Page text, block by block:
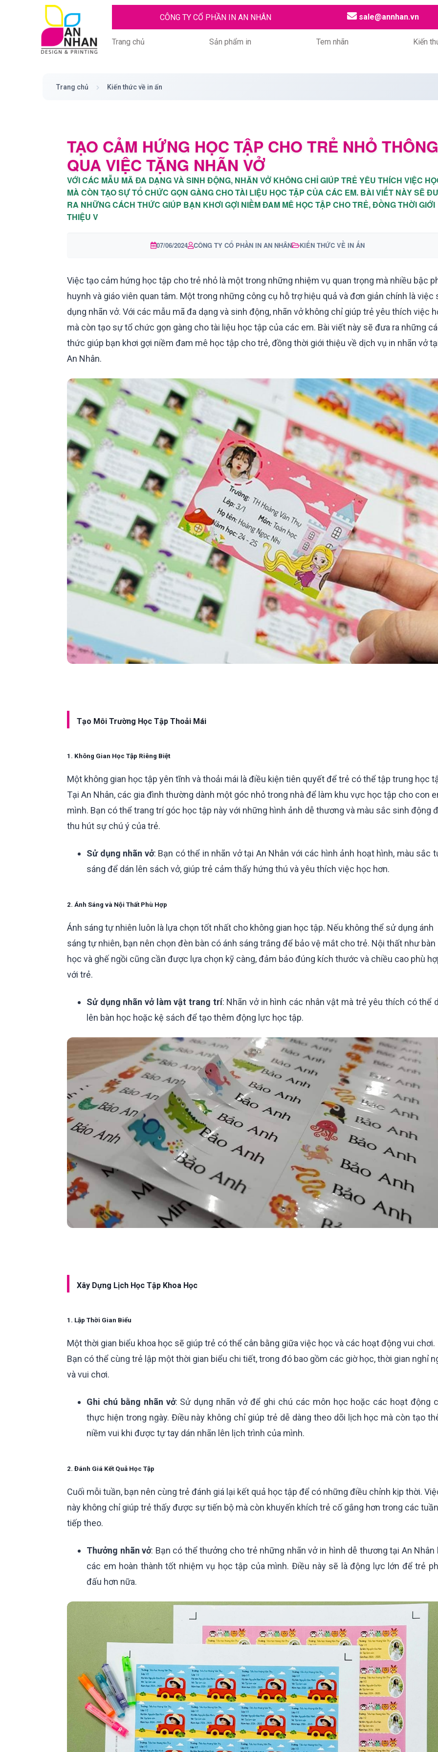
CÔNG TY CỔ PHẦN IN AN NHÂN sale@annhan.vn
Trang chủ Sản phẩm in Tem nhãn Kiến
Trang chủ Kiến thức về in ấn
TẠO CẢM HỨNG HỌC TẬP CHO TRẺ NHỎ THÔNG
QUA VIỆC TẶNG NHÃN VỞ
VỚI CÁC MẪU MÃ ĐA DẠNG VÀ SINH ĐỘNG, NHÃN VỞ KHÔNG CHỈ GIÚP TRẺ YÊU THÍCH VIỆC
MÀ CÒN TẠO SỰ TỔ CHỨC GỌN GÀNG CHO TÀI LIỆU HỌC TẬP CỦA CÁC EM. BÀI VIẾT NÀY SẼ
RA NHỮNG CÁCH THỨC GIÚP BẠN KHƠI GỢI NIỀM ĐAM MÊ HỌC TẬP CHO TRẺ, ĐỒNG THỜI GIỚI
THIỆU V
07/06/2024 CÔNG TY CỔ PHẦN IN AN NHÂN KIẾN THỨC VỀ IN ẤN
Việc tạo cảm hứng học tập cho trẻ nhỏ là một trong những nhiệm vụ quan trọng mà nhiều bậc
huynh và giáo viên quan tâm. Một trong những công cụ hỗ trợ hiệu quả và đơn giản chính là việc
dụng nhãn vở. Với các mẫu mã đa dạng và sinh động, nhãn vở không chỉ giúp trẻ yêu thích việc
mà còn tạo sự tổ chức gọn gàng cho tài liệu học tập của các em. Bài viết này sẽ đưa ra những
thức giúp bạn khơi gợi niềm đam mê học tập cho trẻ, đồng thời giới thiệu về dịch vụ in nhãn vở
An Nhân.
Tạo Môi Trường Học Tập Thoải Mái
1. Không Gian Học Tập Riêng Biệt
Một không gian học tập yên tĩnh và thoải mái là điều kiện tiên quyết để trẻ có thể tập trung học
Tại An Nhân, các gia đình thường dành một góc nhỏ trong nhà để làm khu vực học tập cho con
mình. Bạn có thể trang trí góc học tập này với những hình ảnh dễ thương và màu sắc sinh động
thu hút sự chú ý của trẻ.
Sử dụng nhãn vở: Bạn có thể in nhãn vở tại An Nhân với các hình ảnh hoạt hình, màu sắc
sáng để dán lên sách vở, giúp trẻ cảm thấy hứng thú và yêu thích việc học hơn.
2. Ánh Sáng và Nội Thất Phù Hợp
Ánh sáng tự nhiên luôn là lựa chọn tốt nhất cho không gian học tập. Nếu không thể sử dụng ánh
sáng tự nhiên, bạn nên chọn đèn bàn có ánh sáng trắng để bảo vệ mắt cho trẻ. Nội thất như bàn
học và ghế ngồi cũng cần được lựa chọn kỹ càng, đảm bảo đúng kích thước và chiều cao phù
với trẻ.
Sử dụng nhãn vở làm vật trang trí: Nhãn vở in hình các nhân vật mà trẻ yêu thích có thể
lên bàn học hoặc kệ sách để tạo thêm động lực học tập.
Xây Dựng Lịch Học Tập Khoa Học
1. Lập Thời Gian Biểu
Một thời gian biểu khoa học sẽ giúp trẻ có thể cân bằng giữa việc học và các hoạt động vui chơi.
Bạn có thể cùng trẻ lập một thời gian biểu chi tiết, trong đó bao gồm các giờ học, thời gian nghỉ
và vui chơi.
Ghi chú bằng nhãn vở: Sử dụng nhãn vở để ghi chú các môn học hoặc các hoạt động
thực hiện trong ngày. Điều này không chỉ giúp trẻ dễ dàng theo dõi lịch học mà còn tạo
niềm vui khi được tự tay dán nhãn lên lịch trình của mình.
2. Đánh Giá Kết Quả Học Tập
Cuối mỗi tuần, bạn nên cùng trẻ đánh giá lại kết quả học tập để có những điều chỉnh kịp thời.
này không chỉ giúp trẻ thấy được sự tiến bộ mà còn khuyến khích trẻ cố gắng hơn trong các tuần
tiếp theo.
Thưởng nhãn vở: Bạn có thể thưởng cho trẻ những nhãn vở in hình dễ thương tại An Nhân
các em hoàn thành tốt nhiệm vụ học tập của mình. Điều này sẽ là động lực lớn để trẻ
đấu hơn nữa.